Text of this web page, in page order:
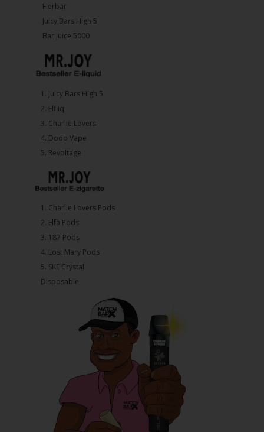
Flerbar
Juicy Bars High 5
Bar Juice 5000
1.⁠ ⁠Juicy Bars High 5
2.⁠ ⁠⁠Elfliq
3.⁠ ⁠⁠Charlie Lovers
4.⁠ ⁠⁠Dodo Vape
5. ⁠Revoltage
1.⁠ ⁠Charlie Lovers Pods
2.⁠ ⁠⁠Elfa Pods
3.⁠ ⁠⁠187 Pods
4.⁠ ⁠⁠Lost Mary Pods
5.⁠ ⁠⁠SKE Crystal
Disposable